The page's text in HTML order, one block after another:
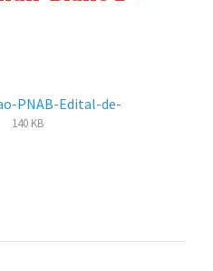
PNAB-Edital-de-
Tamanho
140 KB